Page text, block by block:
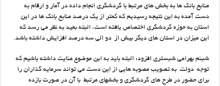
منابع بانک ها به بخش های مرتبط با گردشگری انجام داده در آمار و ارقام به
دست آمده به این نتیجه رسیدیم که کمتر از یک درصد منابع بانک ها در این
استان به حوزه گردشگری اختصاص یافته است، البته بعید به نظر می رسد که
این میزان در استان های دیگر بیش از دو الی سه درصد افزایش داشته باشد.
شبنم بهرامی شبستری افزود: البته باید به این موضوع عنایت داشته باشیم که
توجه دولت به تصویب مصوبه هایی از این دست می تواند سرمایه گذاران را
برای حضور در طرح های گردشگری و بخشهای مرتبط با آن در صورت بازده